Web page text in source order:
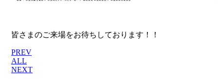
皆さまのご来場をお待ちしております！！
PREV
ALL
NEXT